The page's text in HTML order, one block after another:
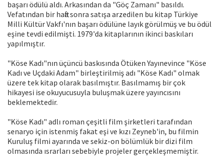
başarı ödülü aldı. Arkasından da "Göç Zamanı" basıldı.
Vefatından bir hafta sonra satışa arzedilen bu kitap Türkiye
Milli Kültür Vakfı'nın başarı ödülüne layık görülmüş ve bu ödül
eşine tevdi edilmişti. 1979'da kitaplarının ikinci baskıları
yapılmıştır.
"Köse Kadı"nın üçüncü baskısında Ötüken Yayınevince "Köse
Kadı ve Uçdaki Adam" birleştirilmiş adı "Köse Kadı" olmak
üzere tek kitap olarak basılmıştır. Basılmamış bir çok
hikayesi ise okuyucusuyla buluşmak üzere yayıncısını
beklemektedir.
"Köse Kadı" adlı roman çeşitli film şirketleri tarafından
senaryo için istenmiş fakat eşi ve kızı Zeyneb'in, bu filmin
Kuruluş filmi ayarında ve sekiz-on bölümlük bir dizi film
olmasında ısrarları sebebiyle projeler gerçekleşmemiştir.